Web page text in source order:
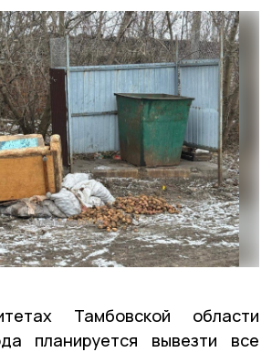
Тамбовской области
планируется вывезти все